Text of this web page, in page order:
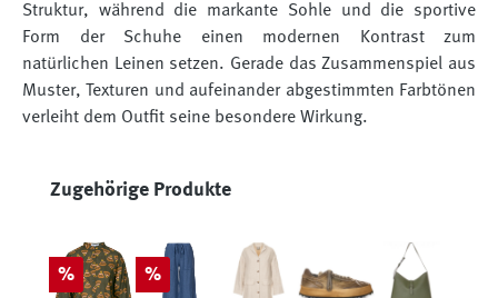
Struktur, während die markante Sohle und die sportive
Form der Schuhe einen modernen Kontrast zum
natürlichen Leinen setzen. Gerade das Zusammenspiel aus
Muster, Texturen und aufeinander abgestimmten Farbtönen
verleiht dem Outfit seine besondere Wirkung.
Produktgalerie überspringen
Zugehörige Produkte
Rabatt
% Rabatt
%